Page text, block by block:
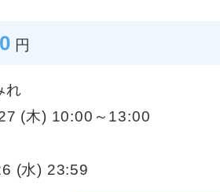
円
れ
(木) 10:00～13:00
(水) 23:59